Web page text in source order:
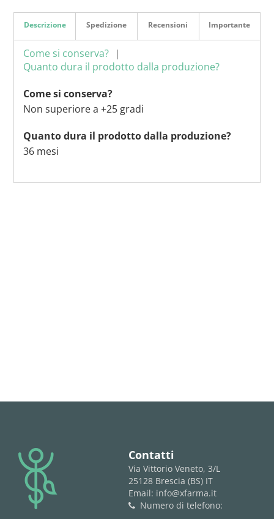
Descrizione
Come si conserva?
Quanto dura il prodotto dalla produzione?
Come si conserva?
Non superiore a +25 gradi
Quanto dura il prodotto dalla produzione?
36 mesi
Spedizione Recensioni Importante
logo Contatti
Via Vittorio Veneto, 3/L
25128 Brescia (BS) IT
Email: info@xfarma.it
phone
Numero di telefono: